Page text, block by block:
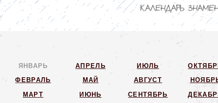
ЯНВАРЬ
ФЕВРАЛЬ
МАРТ
АПРЕЛЬ
МАЙ
ИЮНЬ
ИЮЛЬ
АВГУСТ
СЕНТЯБРЬ